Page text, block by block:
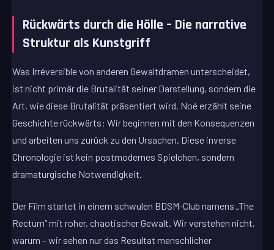
Rückwärts durch die Hölle – Die narrative
Struktur als Kunstgriff
Was Irréversible von anderen Gewaltdramen unterscheidet,
ist nicht primär die Brutalität seiner Darstellung, sondern die
Art, wie diese Brutalität präsentiert wird. Noé erzählt seine
Geschichte rückwärts: Wir beginnen mit den Konsequenzen
und arbeiten uns zurück zu den Ursachen. Diese inverse
Chronologie ist kein postmodernes Spielchen, sondern
dramaturgische Notwendigkeit.
Der Film startet in einem schwulen BDSM-Club namens „The
Rectum“ mit roher, chaotischer Gewalt. Wir verstehen nicht,
warum – wir sehen nur das Resultat menschlicher